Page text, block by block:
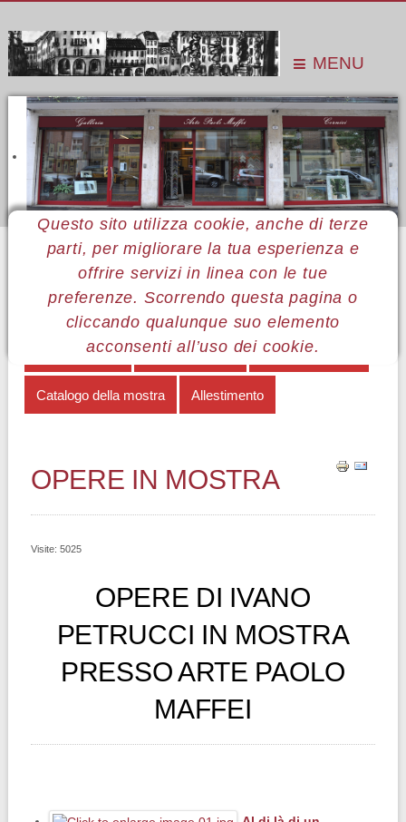
MENU
Questo sito utilizza cookie, anche di terze
parti, per migliorare la tua esperienza e
offrire servizi in linea con le tue
preferenze. Scorrendo questa pagina o
cliccando qualunque suo elemento
acconsenti all’uso dei cookie.
Sei qui: Home Le mostre Mostre 2018
Ivano Petrucci
Opere in mostra
MENÙ IVANO PETRUCCI
Colori e forme Nota biografica Opere in mostra
Catalogo della mostra Allestimento
OPERE IN MOSTRA
Visite: 5025
OPERE DI IVANO
PETRUCCI IN MOSTRA
PRESSO ARTE PAOLO
MAFFEI